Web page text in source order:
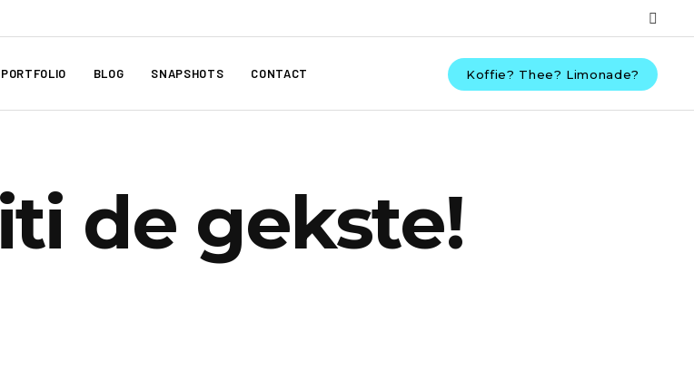
PORTFOLIO BLOG SNAPSHOTS CONTACT Koffie? Thee? Limonade?
de gekste!